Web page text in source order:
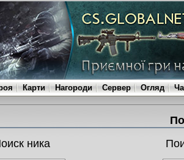
Карти Нагороди Сервер Огляд
ника